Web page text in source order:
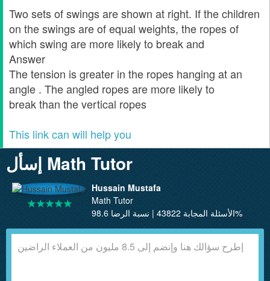
Two sets of swings are shown at right. If the children
on the swings are of equal weights, the ropes of
which swing are more likely to break and
Answer
The tension is greater in the ropes hanging at an
angle . The angled ropes are more likely to
break than the vertical ropes
This link can will help you
إسأل Math Tutor
Hussain Mustafa
Math Tutor
الأسئلة المجابة 43822 | نسبة الرضا 98.6%